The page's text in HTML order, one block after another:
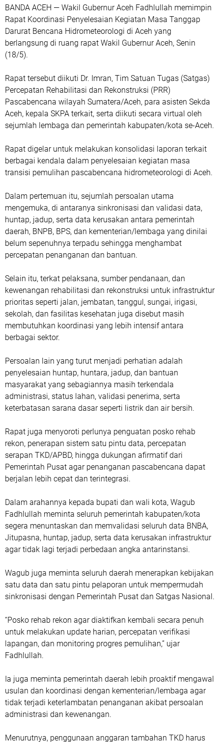
‎BANDA ACEH — Wakil Gubernur Aceh Fadhlullah memimpin
Rapat Koordinasi Penyelesaian Kegiatan Masa Tanggap
Darurat Bencana Hidrometeorologi di Aceh yang
berlangsung di ruang rapat Wakil Gubernur Aceh, Senin
(18/5).
‎Rapat tersebut diikuti Dr. Imran, Tim Satuan Tugas (Satgas)
Percepatan Rehabilitasi dan Rekonstruksi (PRR)
Pascabencana wilayah Sumatera/Aceh, para asisten Sekda
Aceh, kepala SKPA terkait, serta diikuti secara virtual oleh
sejumlah lembaga dan pemerintah kabupaten/kota se-Aceh.
‎Rapat digelar untuk melakukan konsolidasi laporan terkait
berbagai kendala dalam penyelesaian kegiatan masa
transisi pemulihan pascabencana hidrometeorologi di Aceh.
‎Dalam pertemuan itu, sejumlah persoalan utama
mengemuka, di antaranya sinkronisasi dan validasi data,
huntap, jadup, serta data kerusakan antara pemerintah
daerah, BNPB, BPS, dan kementerian/lembaga yang dinilai
belum sepenuhnya terpadu sehingga menghambat
percepatan penanganan dan bantuan.
‎Selain itu, terkat pelaksana, sumber pendanaan, dan
kewenangan rehabilitasi dan rekonstruksi untuk infrastruktur
prioritas seperti jalan, jembatan, tanggul, sungai, irigasi,
sekolah, dan fasilitas kesehatan juga disebut masih
membutuhkan koordinasi yang lebih intensif antara
berbagai sektor.
‎Persoalan lain yang turut menjadi perhatian adalah
penyelesaian huntap, huntara, jadup, dan bantuan
masyarakat yang sebagiannya masih terkendala
administrasi, status lahan, validasi penerima, serta
keterbatasan sarana dasar seperti listrik dan air bersih.
‎Rapat juga menyoroti perlunya penguatan posko rehab
rekon, penerapan sistem satu pintu data, percepatan
serapan TKD/APBD, hingga dukungan afirmatif dari
Pemerintah Pusat agar penanganan pascabencana dapat
berjalan lebih cepat dan terintegrasi.
‎Dalam arahannya kepada bupati dan wali kota, Wagub
Fadhlullah meminta seluruh pemerintah kabupaten/kota
segera menuntaskan dan memvalidasi seluruh data BNBA,
Jitupasna, huntap, jadup, serta data kerusakan infrastruktur
agar tidak lagi terjadi perbedaan angka antarinstansi.
‎Wagub juga meminta seluruh daerah menerapkan kebijakan
satu data dan satu pintu pelaporan untuk mempermudah
sinkronisasi dengan Pemerintah Pusat dan Satgas Nasional.
‎“Posko rehab rekon agar diaktifkan kembali secara penuh
untuk melakukan update harian, percepatan verifikasi
lapangan, dan monitoring progres pemulihan,” ujar
Fadhlullah.
‎Ia juga meminta pemerintah daerah lebih proaktif mengawal
usulan dan koordinasi dengan kementerian/lembaga agar
tidak terjadi keterlambatan penanganan akibat persoalan
administrasi dan kewenangan.
‎Menurutnya, penggunaan anggaran tambahan TKD harus